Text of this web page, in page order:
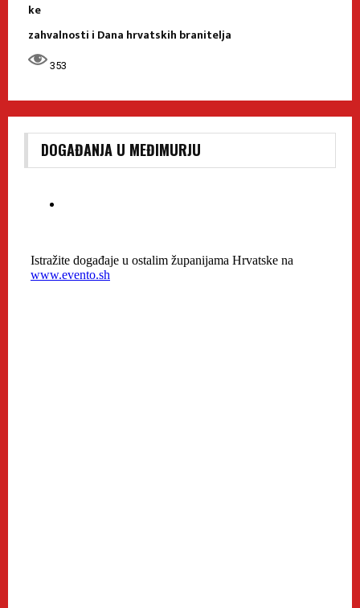
ke
zahvalnosti i Dana hrvatskih branitelja
353
DOGAĐANJA U MEĐIMURJU